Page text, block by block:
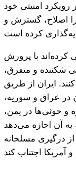
امنیتی خود
اصلاح، گسترش و
سعی کرده‌اند با پرورش
شکننده و متفرق،
ایران از طریق
در عراق و سوریه،
و حوثی‌ها در یمن،
به آن اجازه می‌دهد
درگیری مسلحانه